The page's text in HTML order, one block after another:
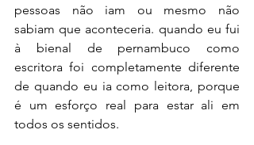
pessoas não iam ou mesmo não
sabiam que aconteceria. quando eu fui
à bienal de pernambuco como
escritora foi completamente diferente
de quando eu ia como leitora, porque
é um esforço real para estar ali em
todos os sentidos.